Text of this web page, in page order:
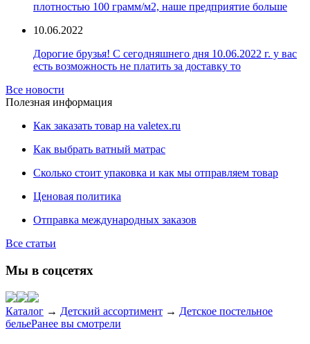
плотностью 100 грамм/м2, наше предприятие больше
10.06.2022
Дорогие брузья! С сегодняшнего дня 10.06.2022 г. у вас
есть возможность не платить за доставку то
Все новости
Полезная информация
Как заказать товар на valetex.ru
Как выбрать ватный матрас
Сколько стоит упаковка и как мы отправляем товар
Ценовая политика
Отправка международных заказов
Все статьи
Мы в соцсетях
Каталог → Детский ассортимент → Детское постельное
бельеРанее вы смотрели